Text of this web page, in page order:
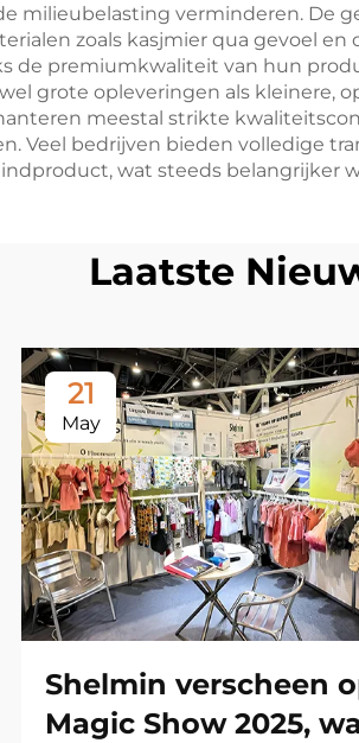
milieubelasting verminderen. De
zoals kasjmier qua gevoel
de premiumkwaliteit van hun
grote opleveringen als kleinere,
meestal strikte
Veel bedrijven bieden volledige
wat steeds belangrijker
Laatste
21
May
Shelmin verscheen
Magic Show 2025,